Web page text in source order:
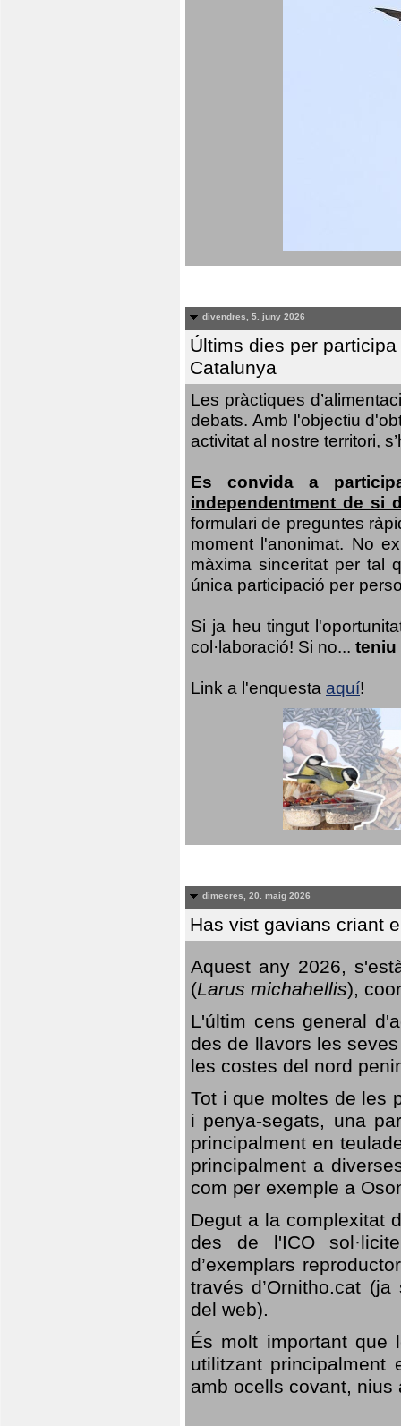
divendres, 5. juny 2026
Últims dies per
Catalunya
Les pràctiques
debats. Amb l'objectiu
activitat al nostre territori,
Es convida a
independentment de si
formulari de preguntes
moment l'anonimat. No
màxima sinceritat per tal
única participació per
Si ja heu tingut
col·laboració! Si no... teniu
Link a l'enquesta aquí!
dimecres, 20. maig 2026
Has vist gavians criant
Aquest any 2026,
(Larus michahellis),
L'últim cens general
des de llavors les
les costes del nord
Tot i que moltes de les
i penya-segats, una
principalment en
principalment a
com per exemple a
Degut a la complexitat
des de l'ICO
d’exemplars
través d’Ornitho.cat
del web).
És molt important que
utilitzant
amb ocells covant,